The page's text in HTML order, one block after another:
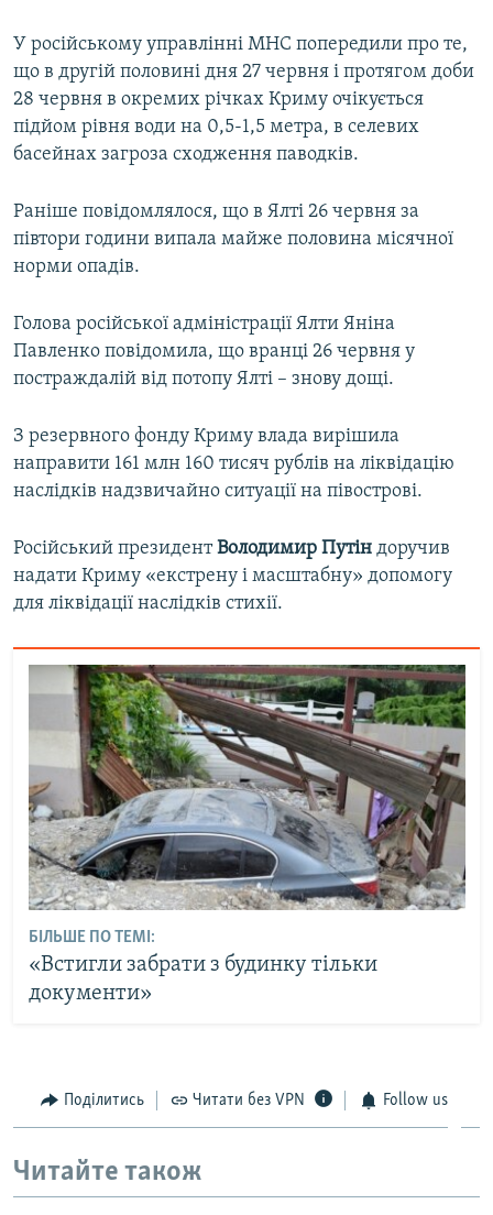
У російському управлінні МНС попередили про те,
що в другій половині дня 27 червня і протягом доби
28 червня в окремих річках Криму очікується
підйом рівня води на 0,5-1,5 метра, в селевих
басейнах загроза сходження паводків.
Раніше повідомлялося, що в Ялті 26 червня за
півтори години випала майже половина місячної
норми опадів.
Голова російської адміністрації Ялти Яніна
Павленко повідомила, що вранці 26 червня у
постраждалій від потопу Ялті – знову дощі.
З резервного фонду Криму влада вирішила
направити 161 млн 160 тисяч рублів на ліквідацію
наслідків надзвичайно ситуації на півострові.
Російський президентВолодимир Путін доручив
надати Криму «екстрену і масштабну» допомогу
для ліквідації наслідків стихії.
БІЛЬШЕ ПО ТЕМІ:
«Встигли забрати з будинку тільки
документи»
Поділитись Читати без VPN Follow us
Читайте також